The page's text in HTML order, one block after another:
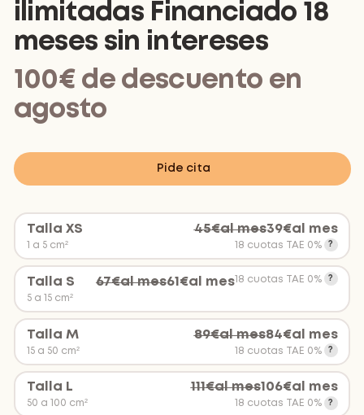
ilimitadas Financiado 18
meses sin intereses
100€ de descuento en
agosto
Pide cita
Talla XS
1 a 5 cm²
45€al mes39€al mes
18 cuotas TAE 0%
Talla S
5 a 15 cm²
67€al mes61 €al mes18 cuotas TAE 0%
Talla M
15 a 50 cm²
89€al mes84€al mes
18 cuotas TAE 0%
Talla L
50 a 100 cm²
111€al mes106€al mes
18 cuotas TAE 0%